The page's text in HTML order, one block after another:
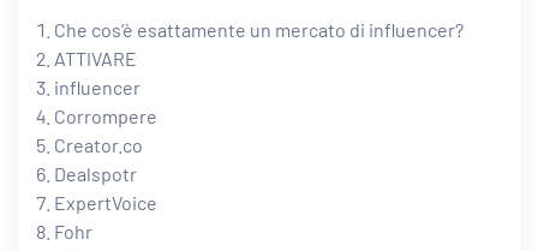
Che cos’è esattamente un mercato di influencer?
ATTIVARE
influencer
Corrompere
Creator.co
Dealspotr
ExpertVoice
Fohr